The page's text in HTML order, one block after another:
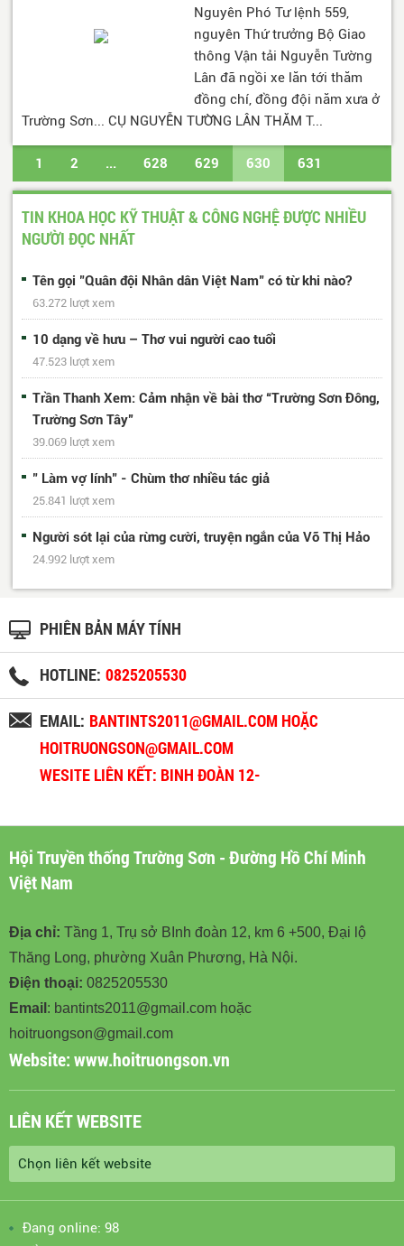
Nguyên Phó Tư lệnh 559,
nguyên Thứ trưởng Bộ Giao
thông Vận tải Nguyễn Tường
Lân đã ngồi xe lăn tới thăm
đồng chí, đồng đội năm xưa ở
Trường Sơn... CỤ NGUYỄN TƯỜNG LÂN THĂM T...
1 2 ... 628 629 630 631
632 ... 647 648 Trang cuối
TIN KHOA HỌC KỸ THUẬT & CÔNG NGHỆ ĐƯỢC NHIỀU
NGƯỜI ĐỌC NHẤT
Tên gọi "Quân đội Nhân dân Việt Nam" có từ khi nào?
63.272 lượt xem
10 dạng về hưu – Thơ vui người cao tuổi
47.523 lượt xem
Trần Thanh Xem: Cảm nhận về bài thơ “Trường Sơn Đông,
Trường Sơn Tây”
39.069 lượt xem
" Làm vợ lính" - Chùm thơ nhiều tác giả
25.841 lượt xem
Người sót lại của rừng cười, truyện ngắn của Võ Thị Hảo
24.992 lượt xem
PHIÊN BẢN MÁY TÍNH
HOTLINE: 0825205530
EMAIL: BANTINTS2011@GMAIL.COM HOẶC
HOITRUONGSON@GMAIL.COM
WESITE LIÊN KẾT: BINH ĐOÀN 12-
Hội Truyền thống Trường Sơn - Đường Hồ Chí Minh
Việt Nam
Địa chỉ: Tầng 1, Trụ sở BInh đoàn 12, km 6 +500, Đại lộ
Thăng Long, phường Xuân Phương, Hà Nội.
Điện thoại: 0825205530
Email : bantints2011@gmail.com hoặc
hoitruongson@gmail.com
Website:www.hoitruongson.vn
LIÊN KẾT WEBSITE
Đang online: 98